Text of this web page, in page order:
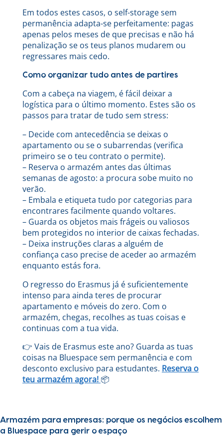
Em todos estes casos, o self-storage sem
permanência adapta-se perfeitamente: pagas
apenas pelos meses de que precisas e não há
penalização se os teus planos mudarem ou
regressares mais cedo.
Como organizar tudo antes de partires
Com a cabeça na viagem, é fácil deixar a
logística para o último momento. Estes são os
passos para tratar de tudo sem stress:
– Decide com antecedência se deixas o
apartamento ou se o subarrendas (verifica
primeiro se o teu contrato o permite).
– Reserva o armazém antes das últimas
semanas de agosto: a procura sobe muito no
verão.
– Embala e etiqueta tudo por categorias para
encontrares facilmente quando voltares.
– Guarda os objetos mais frágeis ou valiosos
bem protegidos no interior de caixas fechadas.
– Deixa instruções claras a alguém de
confiança caso precise de aceder ao armazém
enquanto estás fora.
O regresso do Erasmus já é suficientemente
intenso para ainda teres de procurar
apartamento e móveis do zero. Com o
armazém, chegas, recolhes as tuas coisas e
continuas com a tua vida.
👉 Vais de Erasmus este ano? Guarda as tuas
coisas na Bluespace sem permanência e com
desconto exclusivo para estudantes. Reserva o
teu armazém agora! 📦
Armazém para empresas: porque os negócios escolhem
a Bluespace para gerir o espaço